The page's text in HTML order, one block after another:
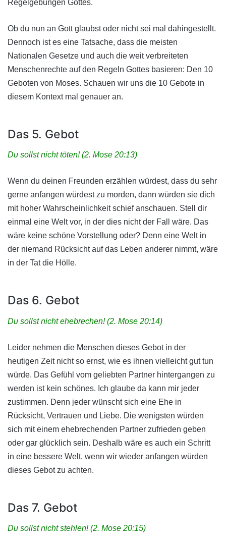
Regelgebungen Gottes.
Ob du nun an Gott glaubst oder nicht sei mal dahingestellt.
Dennoch ist es eine Tatsache, dass die meisten
Nationalen Gesetze und auch die weit verbreiteten
Menschenrechte auf den Regeln Gottes basieren: Den 10
Geboten von Moses. Schauen wir uns die 10 Gebote in
diesem Kontext mal genauer an.
Das 5. Gebot
Du sollst nicht töten! (2. Mose 20:13)
Wenn du deinen Freunden erzählen würdest, dass du sehr
gerne anfangen würdest zu morden, dann würden sie dich
mit hoher Wahrscheinlichkeit schief anschauen. Stell dir
einmal eine Welt vor, in der dies nicht der Fall wäre. Das
wäre keine schöne Vorstellung oder? Denn eine Welt in
der niemand Rücksicht auf das Leben anderer nimmt, wäre
in der Tat die Hölle.
Das 6. Gebot
Du sollst nicht ehebrechen! (2. Mose 20:14)
Leider nehmen die Menschen dieses Gebot in der
heutigen Zeit nicht so ernst, wie es ihnen vielleicht gut tun
würde. Das Gefühl vom geliebten Partner hintergangen zu
werden ist kein schönes. Ich glaube da kann mir jeder
zustimmen. Denn jeder wünscht sich eine Ehe in
Rücksicht, Vertrauen und Liebe. Die wenigsten würden
sich mit einem ehebrechenden Partner zufrieden geben
oder gar glücklich sein. Deshalb wäre es auch ein Schritt
in eine bessere Welt, wenn wir wieder anfangen würden
dieses Gebot zu achten.
Das 7. Gebot
Du sollst nicht stehlen! (2. Mose 20:15)